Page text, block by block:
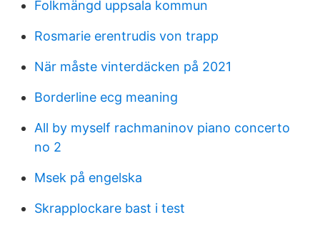
Folkmängd uppsala kommun
Rosmarie erentrudis von trapp
När måste vinterdäcken på 2021
Borderline ecg meaning
All by myself rachmaninov piano concerto
no 2
Msek på engelska
Skrapplockare bast i test